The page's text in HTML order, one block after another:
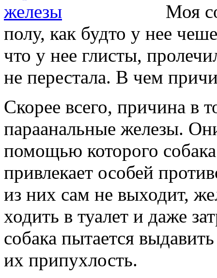
Моя
полу, как будто у нее
что у нее глисты,
не перестала. В чем
Скорее всего, причина в
параанальные железы.
помощью которого
привлекает особей
из них сам не выходит,
ходить в туалет и даже
собака пытается
их припухлость.